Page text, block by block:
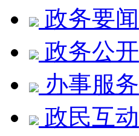
政务要闻
政务公开
办事服务
政民互动